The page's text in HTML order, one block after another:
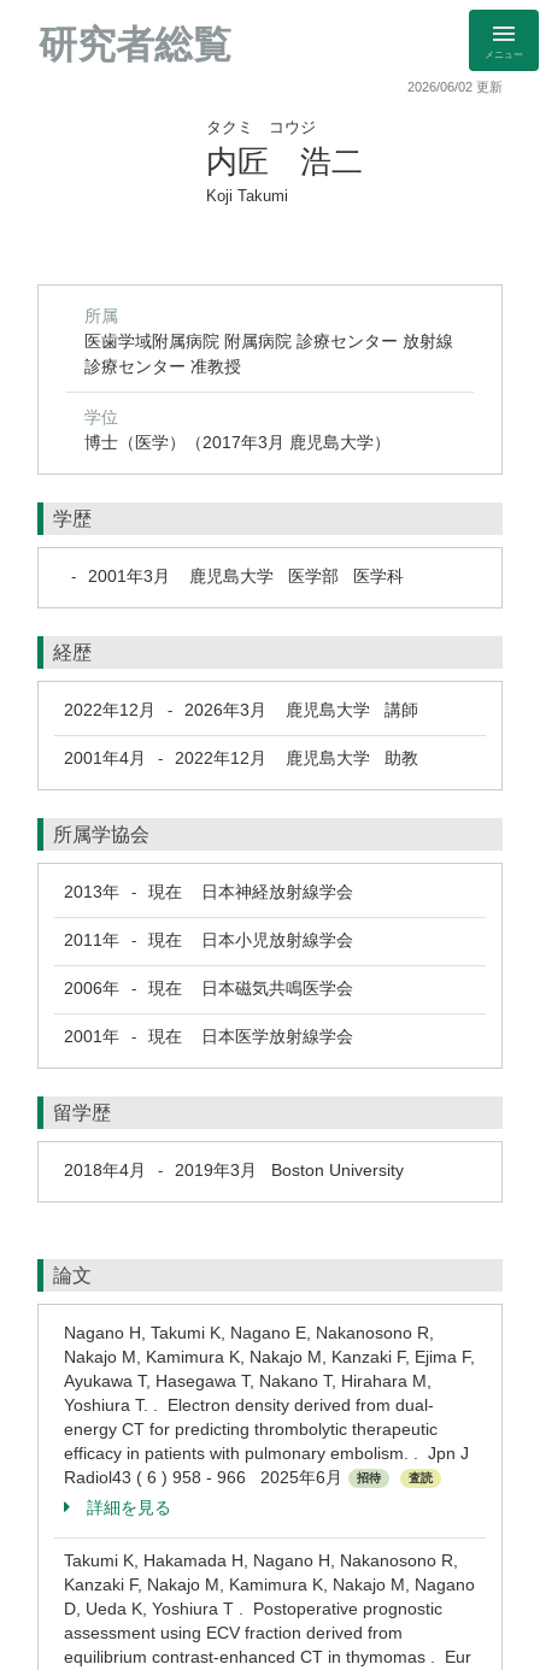
研究者総覧 メニュー
2026/06/02 更新
タクミ コウジ
内匠 浩二
Koji Takumi
所属
医歯学域附属病院 附属病院 診療センター 放射線
診療センター 准教授
学位
博士（医学）（2017年3月 鹿児島大学）
学歴
- 2001年3月 鹿児島大学 医学部 医学科
経歴
2022年12月 - 2026年3月 鹿児島大学 講師
2001年4月 - 2022年12月 鹿児島大学 助教
所属学協会
2013年 - 現在 日本神経放射線学会
2011年 - 現在 日本小児放射線学会
2006年 - 現在 日本磁気共鳴医学会
2001年 - 現在 日本医学放射線学会
留学歴
2018年4月 - 2019年3月 Boston University
論文
Nagano H, Takumi K, Nagano E, Nakanosono R,
Nakajo M, Kamimura K, Nakajo M, Kanzaki F, Ejima F,
Ayukawa T, Hasegawa T, Nakano T, Hirahara M,
Yoshiura T. . Electron density derived from dual-
energy CT for predicting thrombolytic therapeutic
efficacy in patients with pulmonary embolism. . Jpn J
Radiol43 ( 6 ) 958 - 966 2025年6月
招待 査読
詳細を見る
Takumi K, Hakamada H, Nagano H, Nakanosono R,
Kanzaki F, Nakajo M, Kamimura K, Nakajo M, Nagano
D, Ueda K, Yoshiura T . Postoperative prognostic
assessment using ECV fraction derived from
equilibrium contrast-enhanced CT in thymomas . Eur